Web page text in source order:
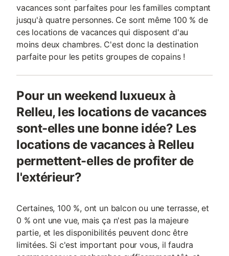
vacances sont parfaites pour les familles comptant
jusqu'à quatre personnes. Ce sont même 100 % de
ces locations de vacances qui disposent d'au
moins deux chambres. C'est donc la destination
parfaite pour les petits groupes de copains !
Pour un weekend luxueux à
Relleu, les locations de vacances
sont-elles une bonne idée? Les
locations de vacances à Relleu
permettent-elles de profiter de
l'extérieur?
Certaines, 100 %, ont un balcon ou une terrasse, et
0 % ont une vue, mais ça n'est pas la majeure
partie, et les disponibilités peuvent donc être
limitées. Si c'est important pour vous, il faudra